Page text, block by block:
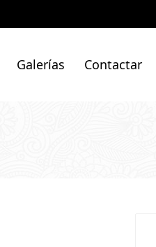
Galerías Contactar